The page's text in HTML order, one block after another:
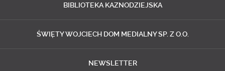
BIBLIOTEKA KAZNODZIEJSKA
ŚWIĘTY WOJCIECH DOM MEDIALNY SP. Z O.O.
NEWSLETTER